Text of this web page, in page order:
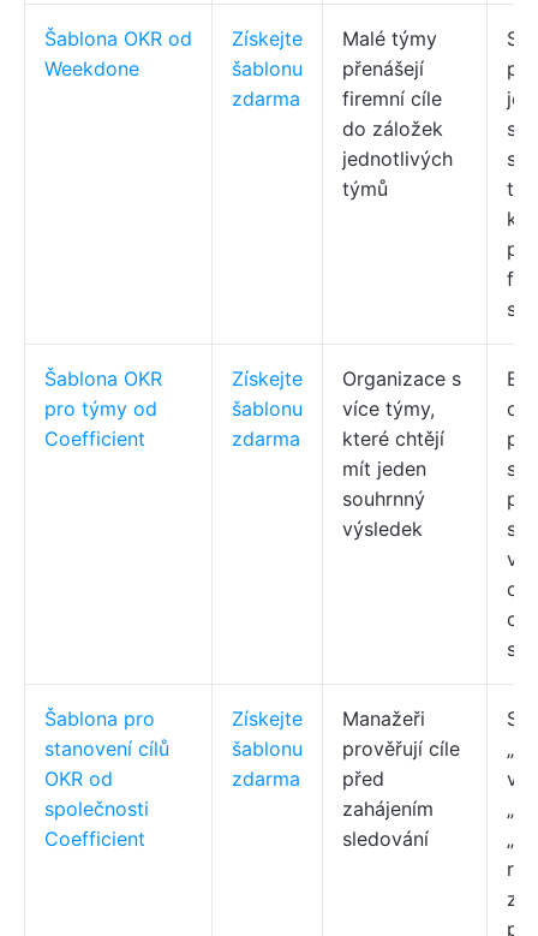
Šablona OKR od
Weekdone
Získejte
šablonu
zdarma
Malé týmy
přenášejí
firemní cíle
do záložek
jednotlivých
týmů
Šablona OKR
pro týmy od
Coefficient
Získejte
šablonu
zdarma
Organizace s
více týmy,
které chtějí
mít jeden
souhrnný
výsledek
Šablona pro
stanovení cílů
OKR od
společnosti
Coefficient
Získejte
šablonu
zdarma
Manažeři
prověřují cíle
před
zahájením
sledování